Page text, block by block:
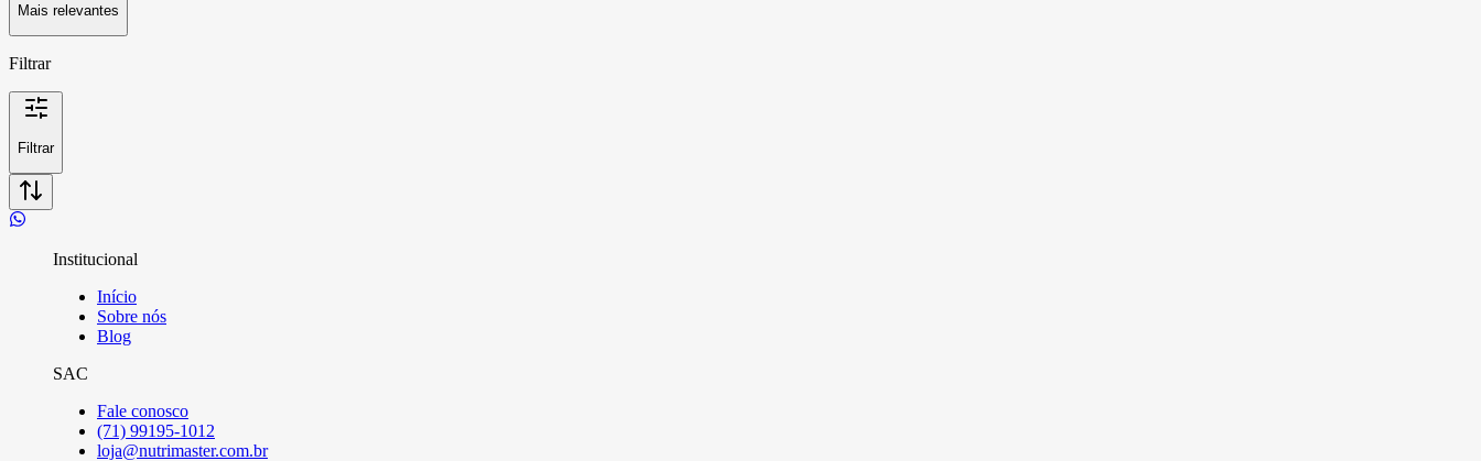
Mais relevantes
Filtrar
Filtrar
Institucional
Início
Sobre nós
Blog
SAC
Fale conosco
(71) 99195-1012
loja@nutrimaster.com.br